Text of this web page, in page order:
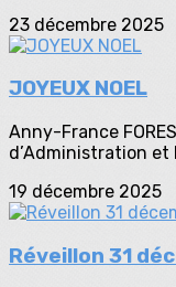
23 décembre 2025
JOYEUX NOEL
Anny-France
d’Administration et
19 décembre 2025
Réveillon 31